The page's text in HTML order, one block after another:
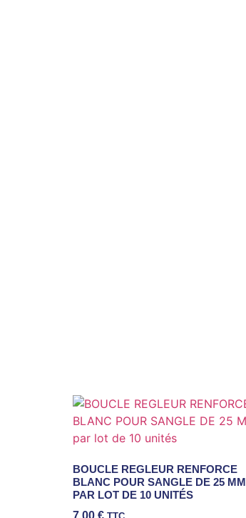
BOUCLE REGLEUR RENFORCE
BLANC POUR SANGLE DE 25 MM
PAR LOT DE 10 UNITÉS
7,00 €